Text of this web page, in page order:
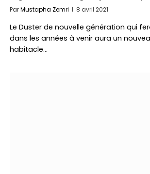
ParMustapha Zemri 8 avril 2021
Le Duster de nouvelle génération qui
dans les années à venir aura un
habitacle…